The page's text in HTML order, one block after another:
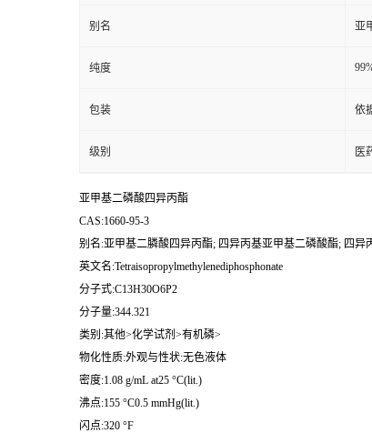
别名 亚
纯度
包装 依
级别 医
亚甲基二磷酸四异丙酯
CAS:1660-95-3
别名:亚甲基二膦酸四异丙酯; 四异丙基亚甲基二磷酸酯; 四异
英文名:Tetraisopropylmethylenediphosphonate
分子式:C13H30O6P2
分子量:344.321
类别:其他>化学试剂>有机磷>
物化性质:外观与性状:无色液体
密度:1.08 g/mL at25 °C(lit.)
沸点:155 °C0.5 mmHg(lit.)
闪点:320 °F